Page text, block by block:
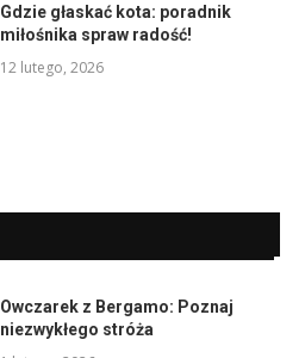
Gdzie głaskać kota: poradnik
miłośnika spraw radość!
12 lutego, 2026
Owczarek z Bergamo: Poznaj
niezwykłego stróża